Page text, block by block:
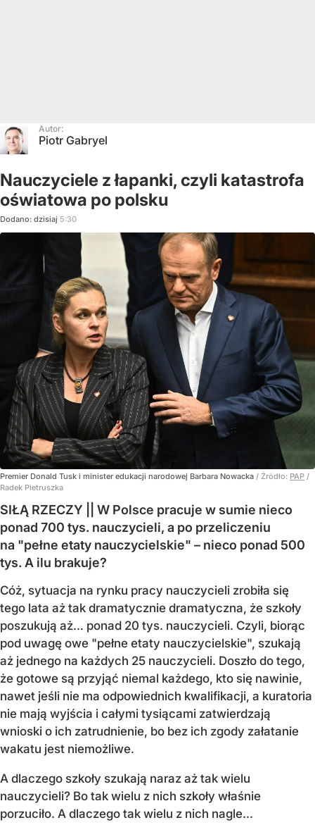
Autor:
Piotr Gabryel
Nauczyciele z łapanki, czyli katastrofa
oświatowa po polsku
Dodano: dzisiaj 5:30
Premier Donald Tusk i minister edukacji narodowej Barbara Nowacka / Źródło: PAP /
Radek Pietruszka
SIŁĄ RZECZY || W Polsce pracuje w sumie nieco
ponad 700 tys. nauczycieli, a po przeliczeniu
na "pełne etaty nauczycielskie" – nieco ponad 500
tys. A ilu brakuje?
Cóż, sytuacja na rynku pracy nauczycieli zrobiła się
tego lata aż tak dramatycznie dramatyczna, że szkoły
poszukują aż… ponad 20 tys. nauczycieli. Czyli, biorąc
pod uwagę owe "pełne etaty nauczycielskie", szukają
aż jednego na każdych 25 nauczycieli. Doszło do tego,
że gotowe są przyjąć niemal każdego, kto się nawinie,
nawet jeśli nie ma odpowiednich kwalifikacji, a kuratoria
nie mają wyjścia i całymi tysiącami zatwierdzają
wnioski o ich zatrudnienie, bo bez ich zgody załatanie
wakatu jest niemożliwe.
A dlaczego szkoły szukają naraz aż tak wielu
nauczycieli? Bo tak wielu z nich szkoły właśnie
porzuciło. A dlaczego tak wielu z nich nagle...